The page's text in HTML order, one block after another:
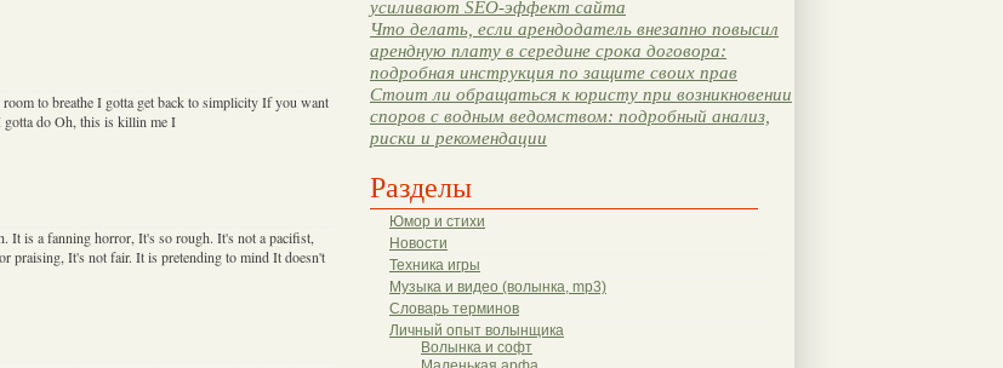
усиливают SEO-эффект сайта
Что делать, если арендодатель внезапно повысил
арендную плату в середине срока договора:
подробная инструкция по защите своих прав
Стоит ли обращаться к юристу при возникновении
споров с водным ведомством: подробный анализ,
риски и рекомендации
Разделы
Юмор и стихи
Новости
Техника игры
Музыка и видео (волынка, mp3)
Словарь терминов
Личный опыт волынщика
Волынка и софт
to breathe I gotta get back to simplicity If you want
gotta do Oh, this is killin me I
It is a fanning horror, It's so rough. It's not a pacifist,
praising, It's not fair. It is pretending to mind It doesn't